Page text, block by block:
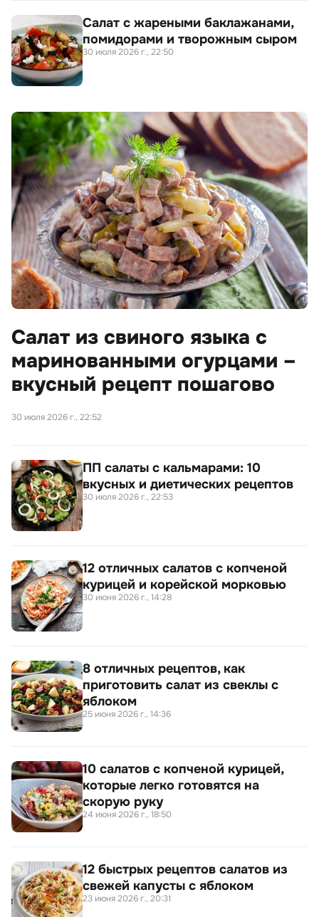
Салат с жареными баклажанами,
помидорами и творожным сыром
30 июля 2026 г., 22:50
Салат из свиного языка с
маринованными огурцами –
вкусный рецепт пошагово
30 июля 2026 г., 22:52
ПП салаты с кальмарами: 10
вкусных и диетических рецептов
30 июля 2026 г., 22:53
12 отличных салатов с копченой
курицей и корейской морковью
30 июня 2026 г., 14:28
8 отличных рецептов, как
приготовить салат из свеклы с
яблоком
25 июня 2026 г., 14:36
10 салатов с копченой курицей,
которые легко готовятся на
скорую руку
24 июня 2026 г., 18:50
12 быстрых рецептов салатов из
свежей капусты с яблоком
23 июня 2026 г., 20:31